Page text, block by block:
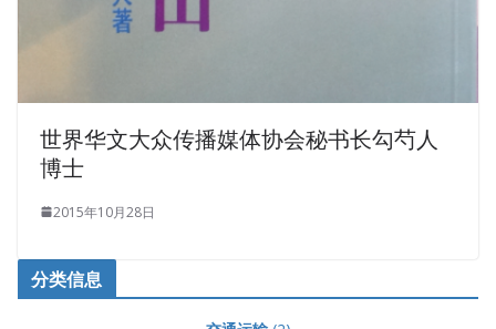
世界华文大众传播媒体协会秘书长勾芍人
博士
2015年10月28日
分类信息